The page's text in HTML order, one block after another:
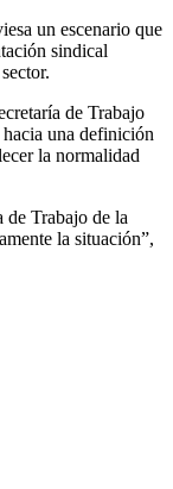
un escenario que
sindical
de Trabajo
hacia una definición
la normalidad
de Trabajo de la
la situación”,